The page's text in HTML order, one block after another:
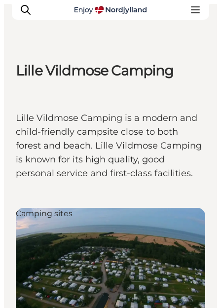
Destinations
Guides
For children
Lille Vildmose Camping
Lille Vildmose Camping is a modern and
child-friendly campsite close to both
forest and beach. Lille Vildmose Camping
is known for its high quality, good
personal service and first-class facilities.
Camping sites